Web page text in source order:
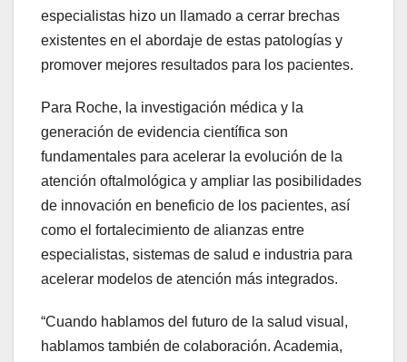
especialistas hizo un llamado a cerrar brechas
existentes en el abordaje de estas patologías y
promover mejores resultados para los pacientes.
Para Roche, la investigación médica y la
generación de evidencia científica son
fundamentales para acelerar la evolución de la
atención oftalmológica y ampliar las posibilidades
de innovación en beneficio de los pacientes, así
como el fortalecimiento de alianzas entre
especialistas, sistemas de salud e industria para
acelerar modelos de atención más integrados.
“Cuando hablamos del futuro de la salud visual,
hablamos también de colaboración. Academia,